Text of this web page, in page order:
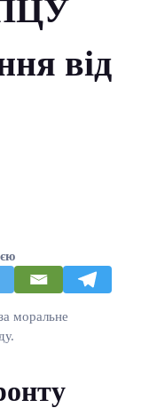
ПЦУ
від
моральне